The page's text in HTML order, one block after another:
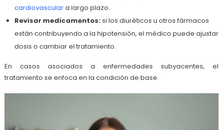
cardiovasculara largo plazo.
Revisar medicamentos:si los diuréticos u otros fármacos
están contribuyendo a la hipotensión, el médico puede ajustar
dosis o cambiar el tratamiento.
En casos asociados a enfermedades subyacentes, el
tratamiento se enfoca en la condición de base.